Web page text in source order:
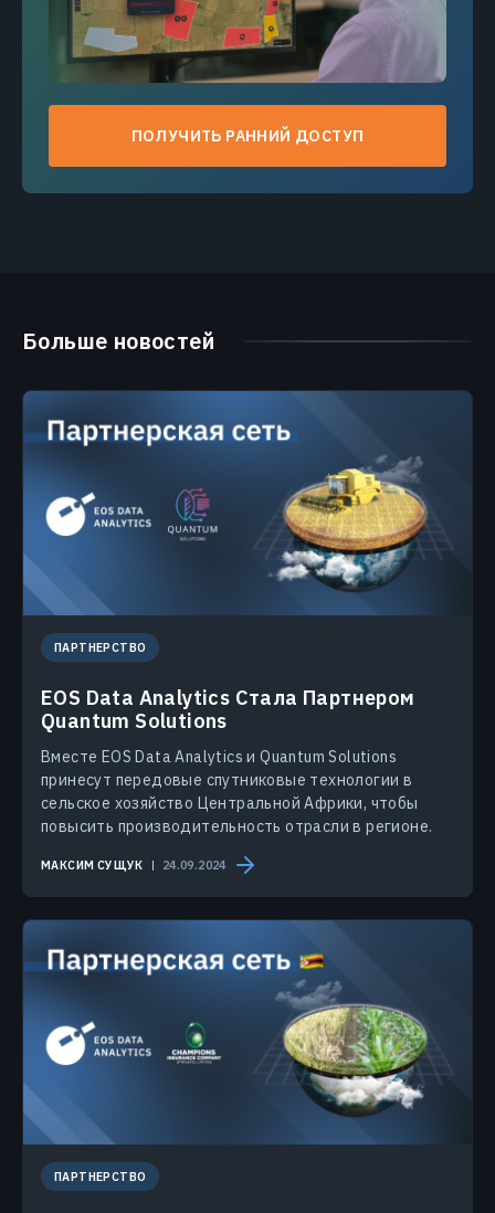
ПОЛУЧИТЬ РАННИЙ ДОСТУП
Больше новостей
ПАРТНЕРСТВО
EOS Data Analytics Стала Партнером
Quantum Solutions
Вместе EOS Data Analytics и Quantum Solutions
принесут передовые спутниковые технологии в
сельское хозяйство Центральной Африки, чтобы
повысить производительность отрасли в регионе.
МАКСИМ СУЩУК 24.09.2024
ПАРТНЕРСТВО